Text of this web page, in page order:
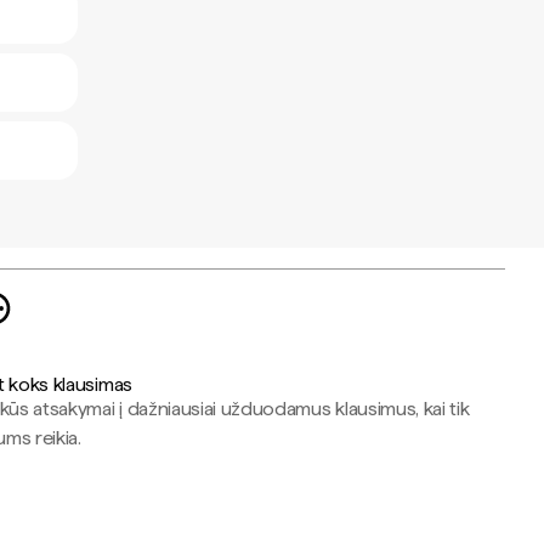
koks klausimas
atsakymai į dažniausiai užduodamus klausimus, kai tik
reikia.